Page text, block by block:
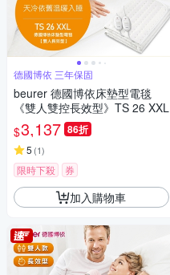
德國博依 三年保固
beurer 德國博依床墊型電毯
《雙人雙控長效型》TS 26 XXL
$3,137 86折
5 (1)
限時下殺 券
加入購物車